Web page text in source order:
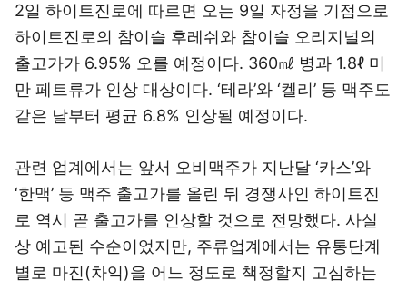
2일 하이트진로에 따르면 오는 9일 자정을 기점으로
하이트진로의 참이슬 후레쉬와 참이슬 오리지널의
출고가가 6.95% 오를 예정이다. 360㎖ 병과 1.8ℓ 미
만 페트류가 인상 대상이다. ‘테라’와 ‘켈리’ 등 맥주도
같은 날부터 평균 6.8% 인상될 예정이다.
관련 업계에서는 앞서 오비맥주가 지난달 ‘카스’와
‘한맥’ 등 맥주 출고가를 올린 뒤 경쟁사인 하이트진
로 역시 곧 출고가를 인상할 것으로 전망했다. 사실
상 예고된 수순이었지만, 주류업계에서는 유통단계
별로 마진(차익)을 어느 정도로 책정할지 고심하는